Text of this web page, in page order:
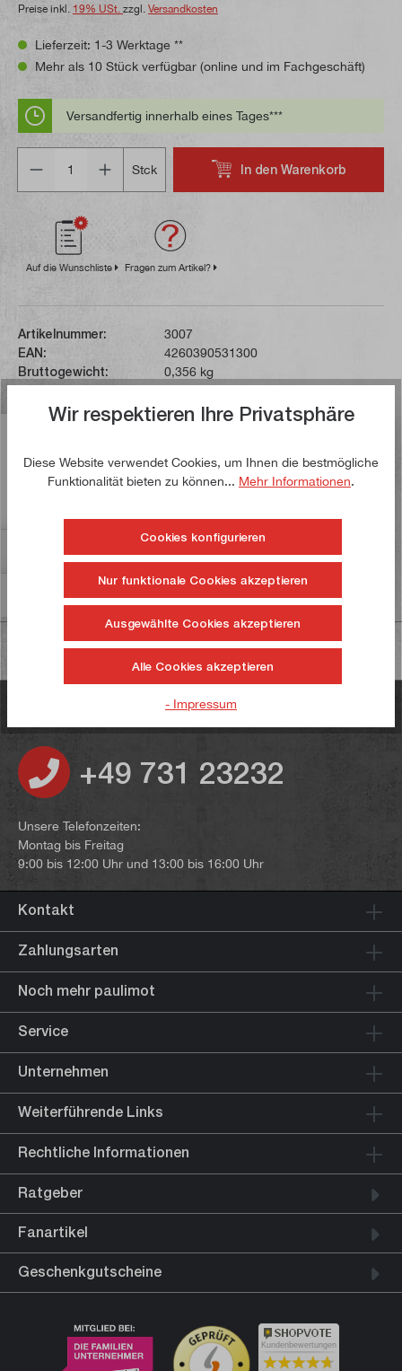
Preise inkl. 19% USt. zzgl. Versandkosten
Lieferzeit: 1-3 Werktage **
Mehr als 10 Stück verfügbar (online und im Fachgeschäft)
Versandfertig innerhalb eines Tages***
Stck
In den Warenkorb
Auf die Wunschliste Fragen zum Artikel?
Artikelnummer:
3007
EAN:
4260390531300
Bruttogewicht:
0,356 kg
Die Körnerspitze ist doppelt gelagert und erreicht
dadurch eine hohe Rundlaufgenauigkeit von max. 0,015
Bewertungen 21
Informationen zur Produktsicherheit
Haben Sie noch Fragen?
+49 731 23232
Unsere Telefonzeiten:
Montag bis Freitag
9:00 bis 12:00 Uhr und 13:00 bis 16:00 Uhr
Kontakt
Zahlungsarten
Noch mehr paulimot
Service
Unternehmen
Weiterführende Links
Rechtliche Informationen
Ratgeber
Fanartikel
Geschenkgutscheine
Kundenbewertungen
Wir respektieren Ihre Privatsphäre
Diese Website verwendet Cookies, um Ihnen die bestmögliche
Funktionalität bieten zu können... Mehr Informationen.
Cookies konfigurieren
Nur funktionale Cookies akzeptieren
Ausgewählte Cookies akzeptieren
Alle Cookies akzeptieren
- Impressum